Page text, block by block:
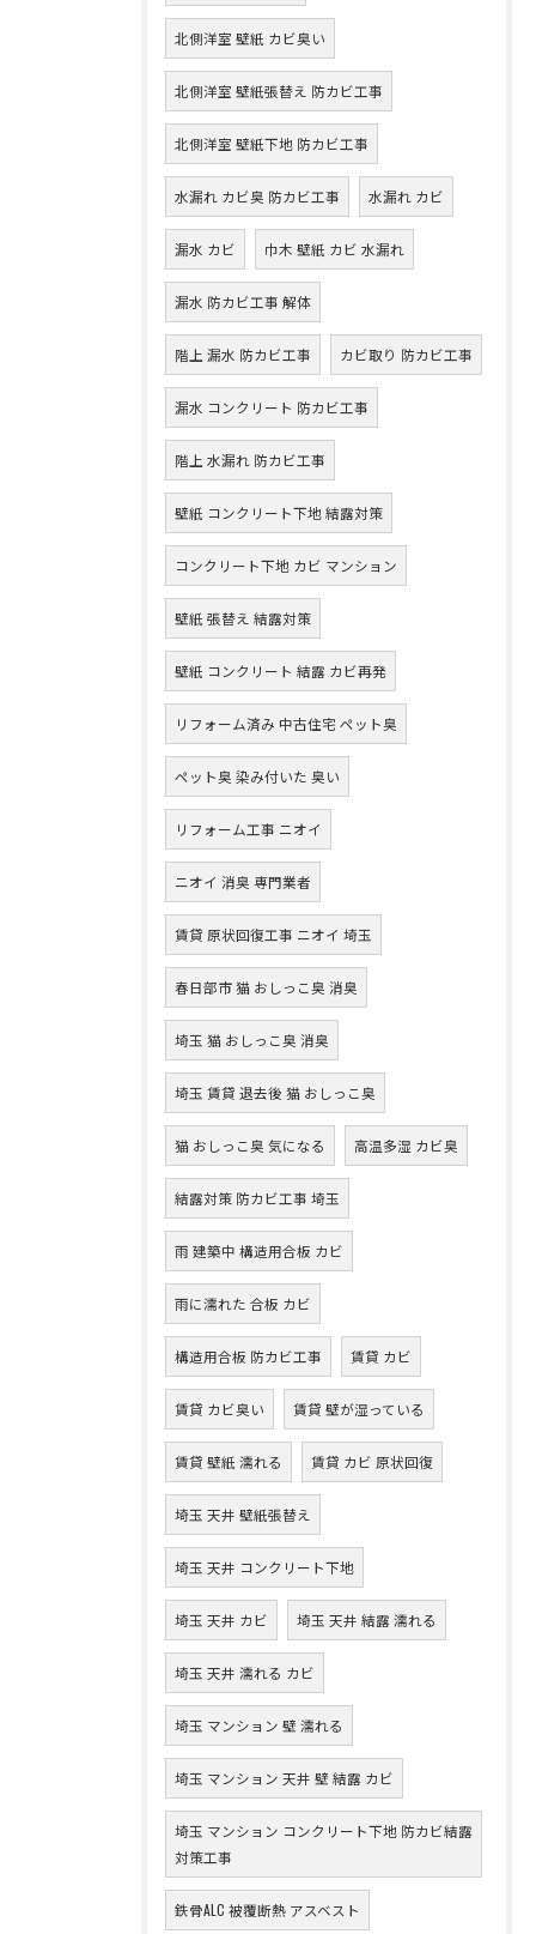
北側洋室 壁紙 カビ臭い
北側洋室 壁紙張替え 防カビ工事
北側洋室 壁紙下地 防カビ工事
水漏れ カビ臭 防カビ工事 水漏れ カビ
漏水 カビ 巾木 壁紙 カビ 水漏れ
漏水 防カビ工事 解体
階上 漏水 防カビ工事 カビ取り 防カビ工事
漏水 コンクリート 防カビ工事
階上 水漏れ 防カビ工事
壁紙 コンクリート下地 結露対策
コンクリート下地 カビ マンション
壁紙 張替え 結露対策
壁紙 コンクリート 結露 カビ再発
リフォーム済み 中古住宅 ペット臭
ペット臭 染み付いた 臭い
リフォーム工事 ニオイ
ニオイ 消臭 専門業者
賃貸 原状回復工事 ニオイ 埼玉
春日部市 猫 おしっこ臭 消臭
埼玉 猫 おしっこ臭 消臭
埼玉 賃貸 退去後 猫 おしっこ臭
猫 おしっこ臭 気になる 高温多湿 カビ臭
結露対策 防カビ工事 埼玉
雨 建築中 構造用合板 カビ
雨に濡れた 合板 カビ
構造用合板 防カビ工事 賃貸 カビ
賃貸 カビ臭い 賃貸 壁が湿っている
賃貸 壁紙 濡れる 賃貸 カビ 原状回復
埼玉 天井 壁紙張替え
埼玉 天井 コンクリート下地
埼玉 天井 カビ 埼玉 天井 結露 濡れる
埼玉 天井 濡れる カビ
埼玉 マンション 壁 濡れる
埼玉 マンション 天井 壁 結露 カビ
埼玉 マンション コンクリート下地 防カビ結露
対策工事
鉄骨ALC 被覆断熱 アスベスト